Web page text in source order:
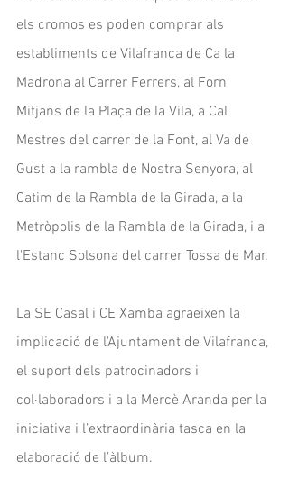
els cromos es poden comprar als
establiments de Vilafranca de Ca la
Madrona al Carrer Ferrers, al Forn
Mitjans de la Plaça de la Vila, a Cal
Mestres del carrer de la Font, al Va de
Gust a la rambla de Nostra Senyora, al
Catim de la Rambla de la Girada, a la
Metròpolis de la Rambla de la Girada, i a
l'Estanc Solsona del carrer Tossa de Mar.
La SE Casal i CE Xamba agraeixen la
implicació de l'Ajuntament de Vilafranca,
el suport dels patrocinadors i
col·laboradors i a la Mercè Aranda per la
iniciativa i l’extraordinària tasca en la
elaboració de l’àlbum.